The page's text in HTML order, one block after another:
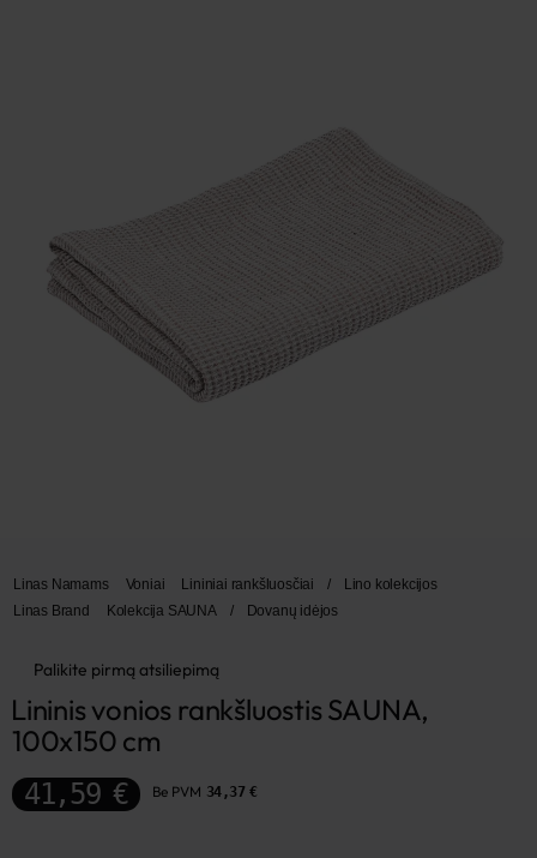
Linas Namams Voniai Lininiai rankšluosčiai /
Lino kolekcijos
Linas Brand
Kolekcija SAUNA / Dovanų idėjos
Palikite pirmą atsiliepimą
Lininis vonios rankšluostis SAUNA,
100x150 cm
41,59 € Be PVM 34,37 €